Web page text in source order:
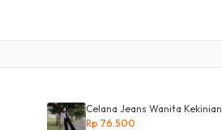
Celana Jeans Wanita
Rp 76.500